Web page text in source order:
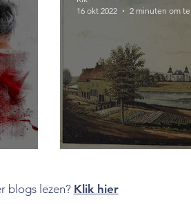
16 okt 2022
2 minuten om
blogs lezen? Klik hier